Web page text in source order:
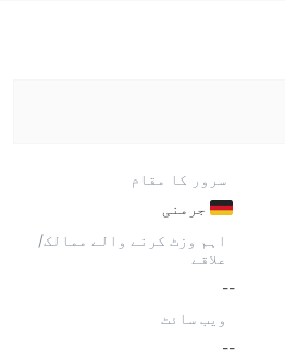
سرور کا مقام
جرمنی
اہم وزٹ کرنے والے ممالک/
علاقے
--
ویب سائٹ
--